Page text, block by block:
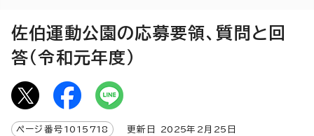
佐伯運動公園の応募要領、質問と回
答（令和元年度）
ページ番号 1015718 更新日 2025年2月 25 日